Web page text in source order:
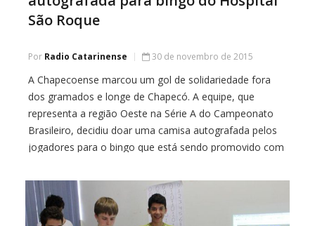
São Roque
Por Radio Catarinense 30 de novembro de 2015
A Chapecoense marcou um gol de solidariedade fora
dos gramados e longe de Chapecó. A equipe, que
representa a região Oeste na Série A do Campeonato
Brasileiro, decidiu doar uma camisa autografada pelos
jogadores para o bingo que está sendo promovido com
Roque de Luzerna. A ideia […]